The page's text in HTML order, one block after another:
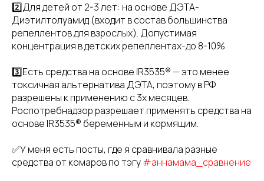
2️⃣Для детей от 2-3 лет: на основе ДЭТА-
Диэтилтолуамид (входит в состав большинства
репеллентов для взрослых). Допустимая
концентрация в детских репеллентах-до 8-10%
3️⃣Есть средства на основе IR3535®️ — это менее
токсичная альтернатива ДЭТА, поэтому в РФ
разрешены к применению с 3х месяцев.
Роспотребнадзор разрешает применять средства на
основе IR3535®️ беременным и кормящим.
✅У меня есть посты, где я сравнивала разные
средства от комаров по тэгу#аннамама_сравнение